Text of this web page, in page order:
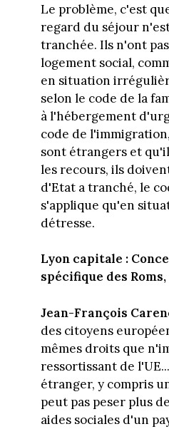
Le problème, c'est
regard du séjour
tranchée. Ils n'ont
logement social,
en situation
selon le code de la
à l'hébergement
code de
sont étrangers et
les recours, ils
d'Etat a tranché, le
s'applique qu'en
détresse.
Lyon capitale :
spécifique des
Jean-François
des citoyens
mêmes droits que
ressortissant de
étranger, y compris
peut pas peser plus
aides sociales d'un